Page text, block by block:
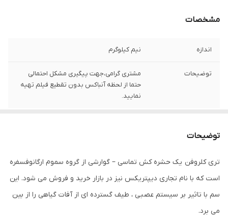
مشخصات
اندازه نیم کیلوگرم
توضیحات
مشتری گرامی،جهت پیگیری مشکل احتمالی
حتما از لحظه آنباکس بدون تقطیع فیلم تهیه
نمایید.
توضیحات
تری کلروفن یک حشره‌ كش تماسی – گوارشی از گروه سموم ارگانوفسفره
است که با نام تجاری دیپتریکس نیز در بازار خرید و فروش می شود. این
سم با تاثیر بر سیستم عصبی ، طیف گسترده ای از آفات گیاهی را از بین
می برد.